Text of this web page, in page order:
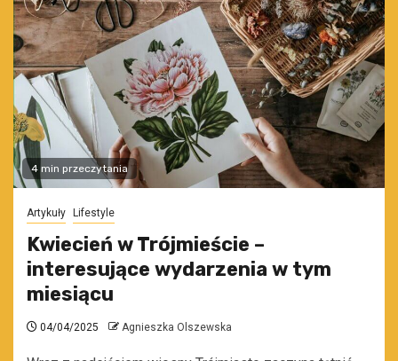
4 min przeczytania
Artykuły Lifestyle
Kwiecień w Trójmieście –
interesujące wydarzenia w tym
miesiącu
04/04/2025 Agnieszka Olszewska